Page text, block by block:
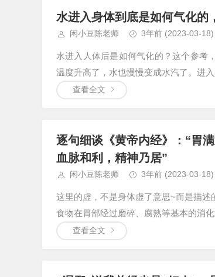
水进入身体到底是如何气化的
闲小豆陈老师 3年前 (2023-03-18)
水进入人体后是如何气化的？这个参考
温度升高了，水也慢慢变成水汽了。进
查看全文
逐句细谈《黄帝内经》：“胃
血脉和利，精神乃居”
闲小豆陈老师 3年前 (2023-03-18)
这里的虚，不是身体虚了意思~而是描
食物在胃部经过磨碎、腐熟等基本的消
查看全文